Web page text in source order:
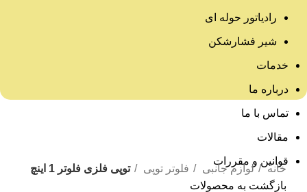
رادیاتور حوله ای
شیر فشارشکن
خدمات
درباره ما
تماس با ما
مقالات
قوانین و مقررات
خانه
لوازم جانبی فلوتر توپی
توپی فلزی فلوتر 1 اینچ
بازگشت به محصولات